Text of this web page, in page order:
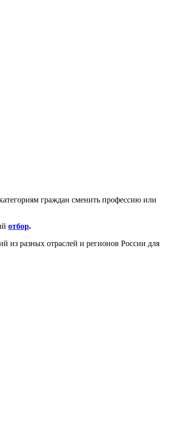
граждан сменить профессию или
отбор.
из разных отраслей и регионов России для